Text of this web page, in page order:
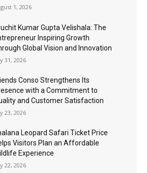
1, 2026
Kumar Gupta Velishala: The
Inspiring Growth
Global Vision and Innovation
31, 2026
Conso Strengthens Its
with a Commitment to
and Customer Satisfaction
23, 2026
Leopard Safari Ticket Price
Visitors Plan an Affordable
Experience
22, 2026